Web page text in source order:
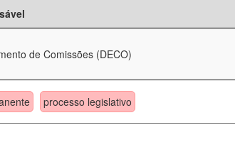
de Comissões (DECO)
processo legislativo